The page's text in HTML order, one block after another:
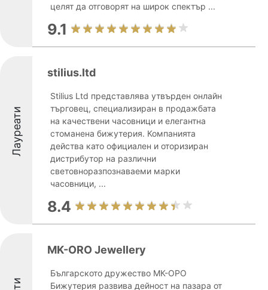
целят да отговорят на широк спектър ...
9.1
Лауреати
stilius.ltd
Stilius Ltd представлява утвърден онлайн
търговец, специализиран в продажбата
на качествени часовници и елегантна
стоманена бижутерия. Компанията
действа като официален и оторизиран
дистрибутор на различни
световноразпознаваеми марки
часовници, ...
8.4
MK-ORO Jewellery
Българското дружество МК-ОРО
Бижутерия развива дейност на пазара от